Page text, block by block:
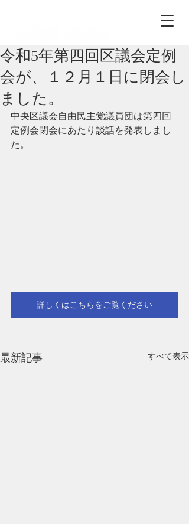
令和5年第四回区議会定例
会が、１２月１日に閉会し
ました。
中央区議会自由民主党議員団は第四回
定例会閉会にあたり談話を発表しまし
た。
詳しくはこちらをご覧ください
最新記事 すべて表示